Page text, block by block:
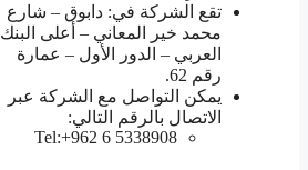
تقع الشركة في: دابوق – شارع
محمد خير المعاني – أعلى البنك
العربي – الدور الأول – عمارة
رقم 62.
يمكن التواصل مع الشركة عبر
الاتصال بالرقم التالي:
Tel:+962 6 5338908